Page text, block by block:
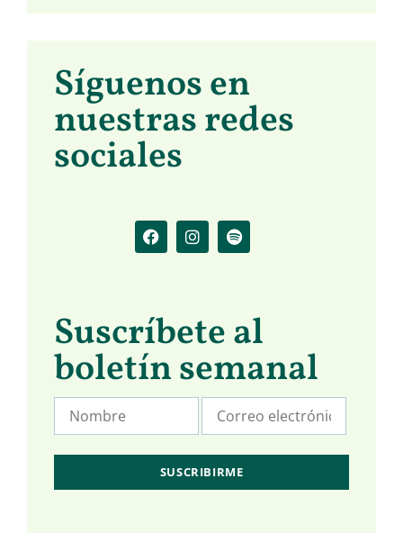
Síguenos en
nuestras redes
sociales
Suscríbete al
boletín semanal